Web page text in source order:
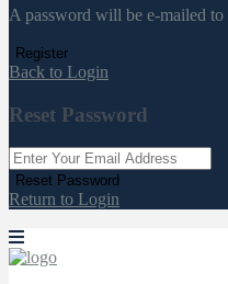
A password will be e-mailed to
Register
Back to Login
Reset Password
Reset Password
Return to Login